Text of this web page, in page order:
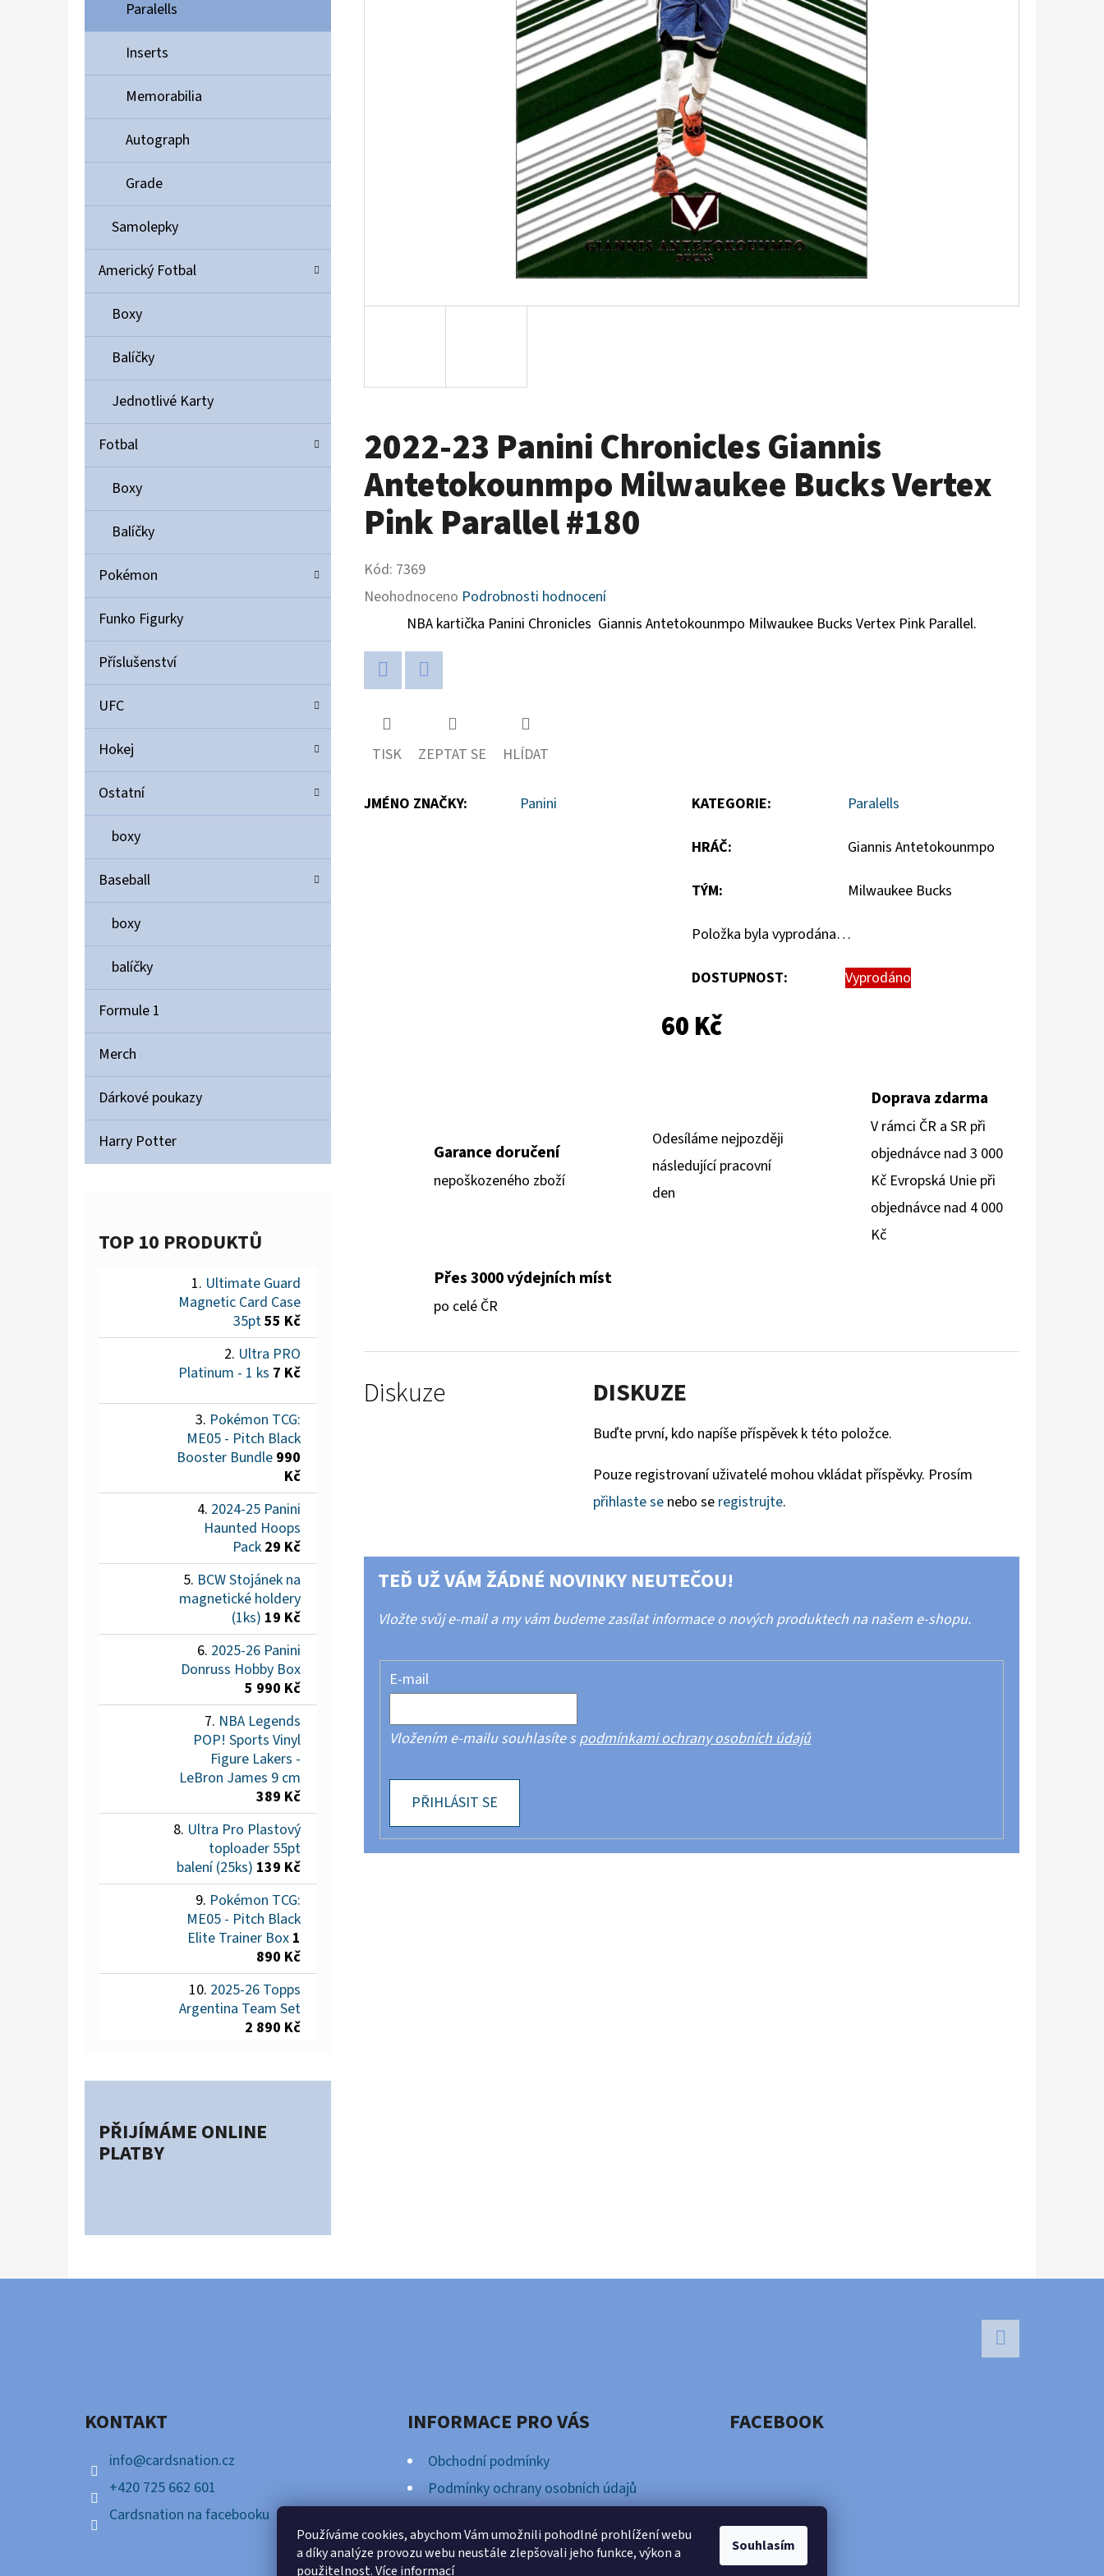
Používáme cookies, abychom Vám umožnili pohodlné prohlížení webu
a díky analýze provozu webu neustále zlepšovali jeho funkce, výkon a
použitelnost.Více informací
Souhlasím
Paralells
Inserts
Memorabilia
Autograph
Grade
Samolepky
Americký Fotbal
Boxy
Balíčky
Jednotlivé Karty
Fotbal
Boxy
Balíčky
Pokémon
Funko Figurky
Příslušenství
UFC
Hokej
Ostatní
boxy
Baseball
boxy
balíčky
Formule 1
Merch
Dárkové poukazy
Harry Potter
TOP 10 PRODUKTŮ
Ultimate Guard
Magnetic Card Case
35pt55 Kč
Ultra PRO
Platinum - 1 ks 7 Kč
Pokémon TCG:
ME05 - Pitch Black
Booster Bundle 990
Kč
2024-25 Panini
Haunted Hoops
Pack 29 Kč
BCW Stojánek na
magnetické holdery
(1ks) 19 Kč
2025-26 Panini
Donruss Hobby Box
5 990 Kč
NBA Legends
POP! Sports Vinyl
Figure Lakers -
LeBron James 9 cm
389 Kč
Ultra Pro Plastový
toploader 55pt
balení (25ks) 139 Kč
Pokémon TCG:
ME05 - Pitch Black
Elite Trainer Box 1
890 Kč
2025-26 Topps
Argentina Team Set
2 890 Kč
PŘIJÍMÁME ONLINE
PLATBY
2022-23 Panini Chronicles Giannis
Antetokounmpo Milwaukee Bucks Vertex
Pink Parallel #180
Kód: 7369
Průměrné
hodnocení
produktu
Neohodnoceno Podrobnosti hodnocení
NBA kartička Panini Chronicles Giannis Antetokounmpo Milwaukee Bucks Vertex Pink Parallel.
TISK ZEPTAT SE HLÍDAT
JMÉNO ZNAČKY: Panini KATEGORIE: Paralells
HRÁČ: Giannis Antetokounmpo
TÝM: Milwaukee Bucks
Položka byla vyprodána…
DOSTUPNOST: Vyprodáno
60 Kč
Garance doručení
nepoškozeného zboží
Odesíláme nejpozději
následující pracovní
den
Doprava zdarma
V rámci ČR a SR při
objednávce nad 3 000
Kč Evropská Unie při
objednávce nad 4 000
Kč
Přes 3000 výdejních míst
po celé ČR
Diskuze DISKUZE
Buďte první, kdo napíše příspěvek k této položce.
Pouze registrovaní uživatelé mohou vkládat příspěvky. Prosím
přihlaste se nebo se registrujte.
TEĎ UŽ VÁM ŽÁDNÉ NOVINKY NEUTEČOU!
Vložte svůj e-mail a my vám budeme zasílat informace o nových produktech na našem e-shopu.
E-mail
Vložením e-mailu souhlasíte spodmínkami ochrany osobních údajů
PŘIHLÁSIT SE
ULTIMATE GUARD MAGNETIC CARD CASE 35PT
POKÉMON TCG: ME05 - PITCH BLACK
BOOSTER BUNDLE
990 Kč
KONTAKT
info@cardsnation.cz
+420 725 662 601
Cardsnation na facebooku
INFORMACE PRO VÁS
Obchodní podmínky
Podmínky ochrany osobních údajů
FACEBOOK